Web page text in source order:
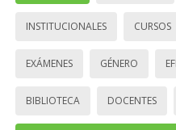
INSTITUCIONALES CURSOS
EXÁMENES GÉNERO
BIBLIOTECA DOCENTES